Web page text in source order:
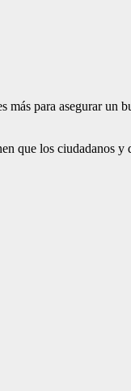
para asegu­rar un
que los ciudadanos y